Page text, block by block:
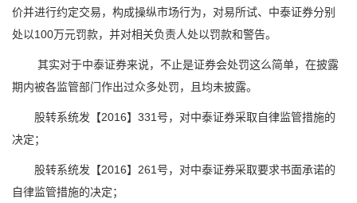
价并进行约定交易，构成操纵市场行为，对易所试、中泰证券分别
处以100万元罚款，并对相关负责人处以罚款和警告。
其实对于中泰证券来说，不止是证券会处罚这么简单，在披露
期内被各监管部门作出过众多处罚，且均未披露。
股转系统发【2016】331号，对中泰证券采取自律监管措施的
决定；
股转系统发【2016】261号，对中泰证券采取要求书面承诺的
自律监管措施的决定；